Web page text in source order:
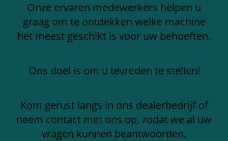
Onze ervaren medewerkers helpen u
graag om te ontdekken welke machine
het meest geschikt is voor uw behoeften.
Ons doel is om u tevreden te stellen!
Kom gerust langs in ons dealerbedrijf of
neem contact met ons op, zodat we al uw
vragen kunnen beantwoorden.